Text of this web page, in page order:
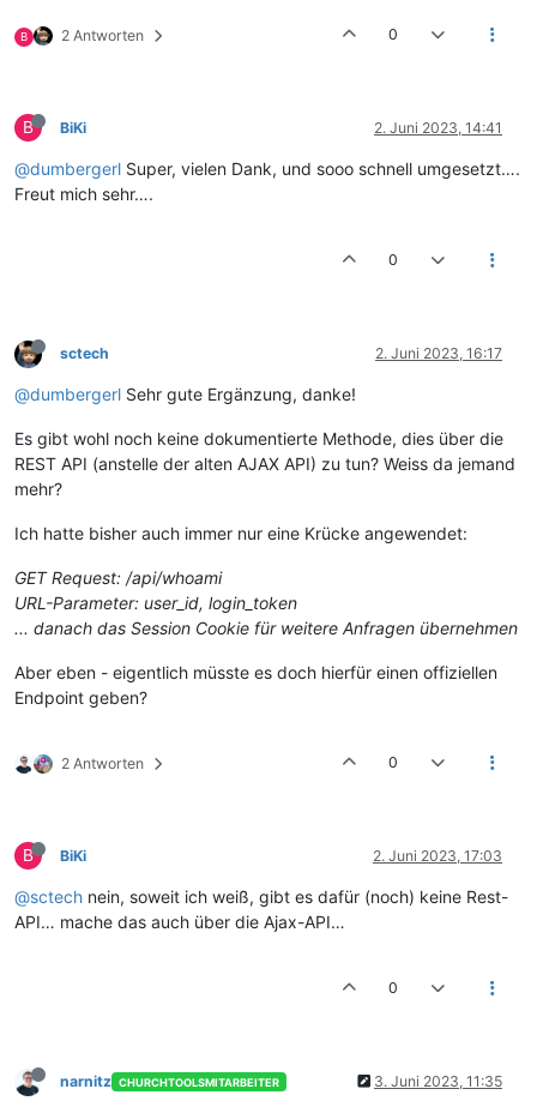
B 2 Antworten 0
B BiKi 2. Juni 2023, 14:41
@dumbergerl Super, vielen Dank, und sooo schnell umgesetzt….
Freut mich sehr….
0
sctech 2. Juni 2023, 16:17
@dumbergerl Sehr gute Ergänzung, danke!
Es gibt wohl noch keine dokumentierte Methode, dies über die
REST API (anstelle der alten AJAX API) zu tun? Weiss da jemand
mehr?
Ich hatte bisher auch immer nur eine Krücke angewendet:
GET Request: /api/whoami
URL-Parameter: user_id, login_token
... danach das Session Cookie für weitere Anfragen übernehmen
Aber eben - eigentlich müsste es doch hierfür einen offiziellen
Endpoint geben?
2 Antworten 0
B BiKi 2. Juni 2023, 17:03
@sctech nein, soweit ich weiß, gibt es dafür (noch) keine Rest-
API… mache das auch über die Ajax-API…
0
narnitz CHURCHTOOLSMITARBEITER 3. Juni 2023, 11:35